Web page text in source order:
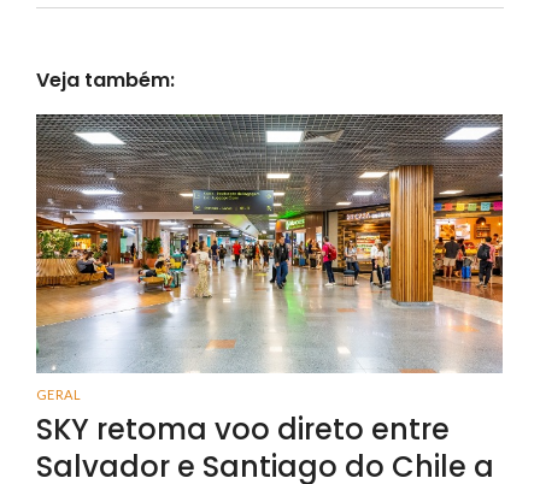
Veja também:
GERAL
SKY retoma voo direto entre
Salvador e Santiago do Chile a